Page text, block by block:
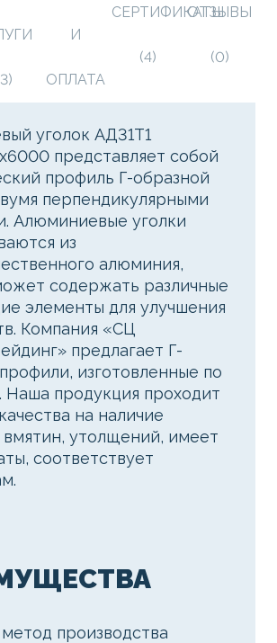
И
ОПЛАТА
СЕРТИФИКАТЫ
(4)
ОТЗЫВЫ
(0)
уголок АД31Т1
представляет собой
профиль Г-образной
перпендикулярными
Алюминиевые уголки
из
алюминия,
содержать различные
элементы для улучшения
Компания «СЦ
предлагает Г-
изготовленные по
Наша продукция проходит
на наличие
вмятин, утолщений, имеет
соответствует
производства